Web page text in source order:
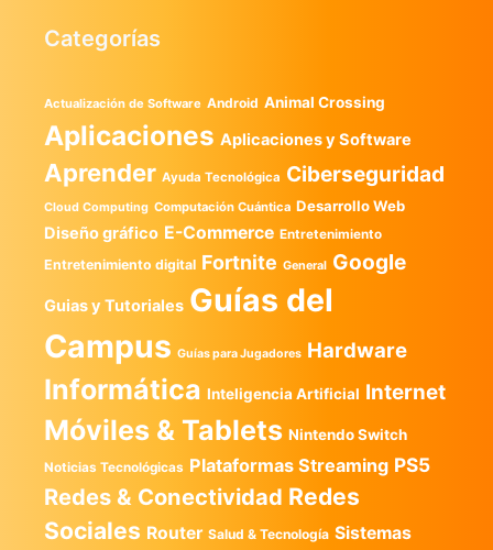
Categorías
Actualización de Software Android Animal Crossing
Aplicaciones Aplicaciones y Software
Aprender Ayuda Tecnológica Ciberseguridad
Cloud Computing Computación Cuántica Desarrollo Web
Diseño gráfico E-Commerce Entretenimiento
Entretenimiento digital Fortnite General Google
Guias y Tutoriales Guías del
Campus Guías para Jugadores Hardware
Informática Inteligencia Artificial Internet
Móviles & Tablets Nintendo Switch
Noticias Tecnológicas Plataformas Streaming PS5
Redes & Conectividad Redes
Sociales Router Salud & Tecnología Sistemas